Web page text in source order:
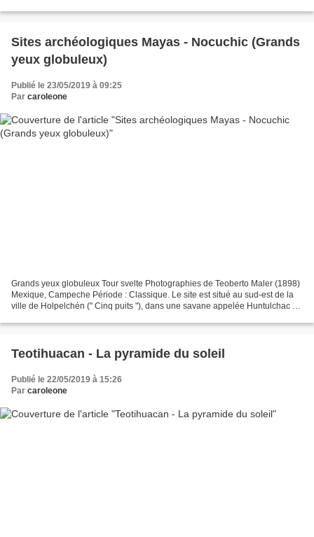
Sites archéologiques Mayas - Nocuchic (Grands
yeux globuleux)
Publié le 23/05/2019 à 09:25
Par caroleone
Grands yeux globuleux Tour svelte Photographies de Teoberto Maler (1898)
Mexique, Campeche Période : Classique. Le site est situé au sud-est de la
ville de Holpelchén (" Cinq puits "), dans une savane appelée Huntulchac ("
Teotihuacan - La pyramide du soleil
Publié le 22/05/2019 à 15:26
Par caroleone